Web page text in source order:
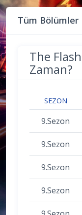
Tüm Bölümler
The Flash
Zaman?
SEZON
9.Sezon
9.Sezon
9.Sezon
9.Sezon